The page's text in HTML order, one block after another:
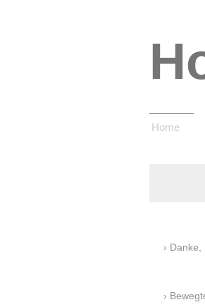
Home
Danke,